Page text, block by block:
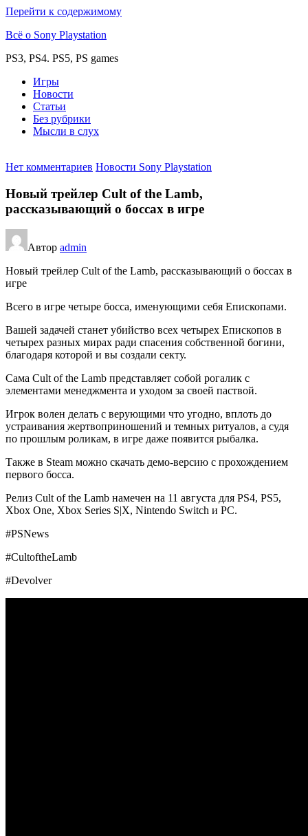
Перейти к содержимому
Всё о Sony Playstation
PS3, PS4. PS5, PS games
Игры
Новости
Статьи
Без рубрики
Мысли в слух
Нет комментариев Новости Sony Playstation
Новый трейлер Cult of the Lamb,
рассказывающий о боссах в игре
Автор admin
Новый трейлер Cult of the Lamb, рассказывающий о боссах в
игре
Всего в игре четыре босса, именующими себя Епископами.
Вашей задачей станет убийство всех четырех Епископов в
четырех разных мирах ради спасения собственной богини,
благодаря которой и вы создали секту.
Сама Cult of the Lamb представляет собой рогалик с
элементами менеджмента и уходом за своей паствой.
Игрок волен делать с верующими что угодно, вплоть до
устраивания жертвоприношений и темных ритуалов, а судя
по прошлым роликам, в игре даже появится рыбалка.
Также в Steam можно скачать демо-версию с прохождением
первого босса.
Релиз Cult of the Lamb намечен на 11 августа для PS4, PS5,
Xbox One, Xbox Series S|X, Nintendo Switch и PC.
#PSNews
#CultoftheLamb
#Devolver